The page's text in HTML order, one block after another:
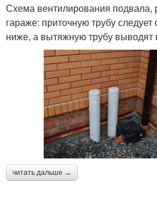
Схема вентилирования подвала,
гараже: приточную трубу следует
ниже, а вытяжную трубу выводят
читать дальше →